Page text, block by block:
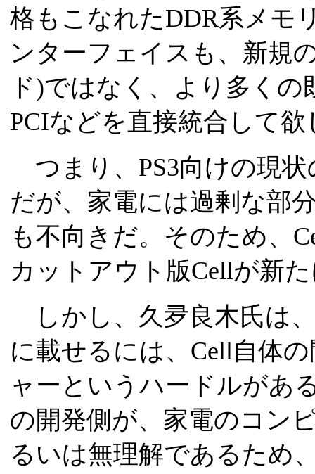
格もこなれたDDR系メモ
ンターフェイスも、新規
ド)ではなく、より多く
PCIなどを直接統合して
つまり、PS3向けの現
だが、家電には過剰な部
も不向きだ。そのため、
カットアウト版Cellが新
しかし、久夛良木氏は
に載せるには、Cell自体
ャーというハードルがあ
の開発側が、家電のコン
るいは無理解であるため